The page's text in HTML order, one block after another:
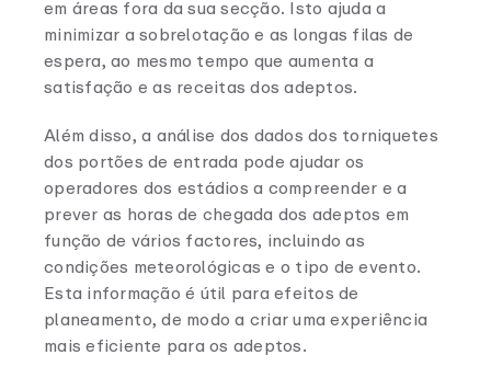
em áreas fora da sua secção. Isto ajuda a
minimizar a sobrelotação e as longas filas de
espera, ao mesmo tempo que aumenta a
satisfação e as receitas dos adeptos.
Além disso, a análise dos dados dos torniquetes
dos portões de entrada pode ajudar os
operadores dos estádios a compreender e a
prever as horas de chegada dos adeptos em
função de vários factores, incluindo as
condições meteorológicas e o tipo de evento.
Esta informação é útil para efeitos de
planeamento, de modo a criar uma experiência
mais eficiente para os adeptos.